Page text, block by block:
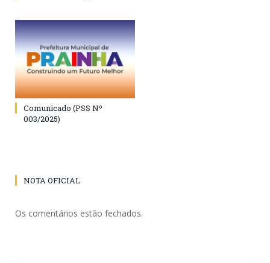
Comunicado (PSS Nº
003/2025)
NOTA OFICIAL
Os comentários estão fechados.